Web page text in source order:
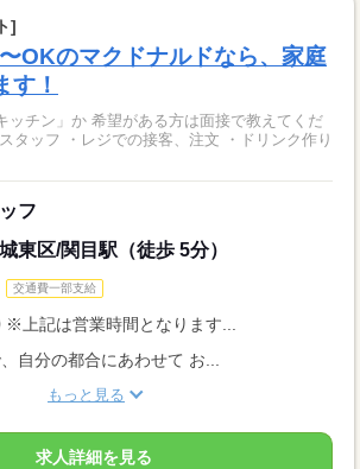
]
OKのマクドナルドなら、家庭
す！
ッチン」か 希望がある方は面接で教えてくだ
フ
東区/関目駅（徒歩 5分）
交通費一部支給
上記は営業時間となります...
自分の都合にあわせて お...
もっと見る
求人詳細を見る